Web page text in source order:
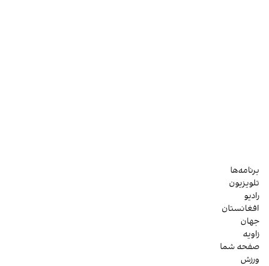
برنامه‌ها
تلویزیون
رادیو
افغانستان
جهان
زاویه
صفحه شما
ورزش